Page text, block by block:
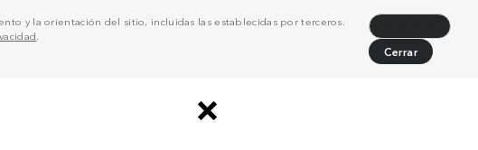
y la orientación del sitio, incluidas las establecidas por terceros.
Cerrar